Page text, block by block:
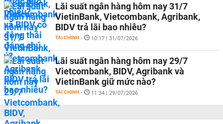
Lãi suất ngân hàng hôm nay 31/7
VietinBank, Vietcombank, Agribank,
BIDV trả lãi bao nhiêu?
TÀI CHÍNH - 10:17 | 31/07/2026
Lãi suất ngân hàng hôm nay 29/7
Vietcombank, BIDV, Agribank và
VietinBank giữ mức nào?
TÀI CHÍNH - 11:34 | 29/07/2026